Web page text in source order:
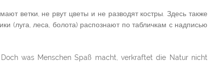
ветки, не рвут цветы и не разводят костры. Здесь также
(луга, леса, болота) распознают по табличкам с надписью
was Menschen Spaß macht, verkraftet die Natur nicht